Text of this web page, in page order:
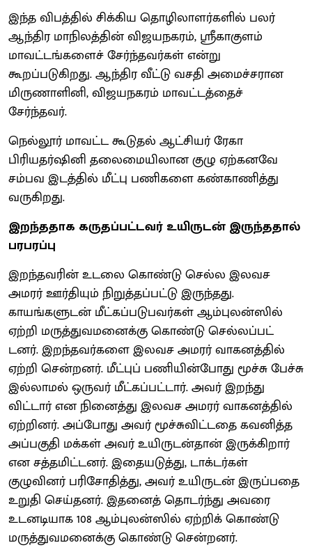
இந்த விபத்தில் சிக்கிய தொழிலாளர்களில் பலர்
ஆந்திர மாநிலத்தின் விஜயநகரம், ஸ்ரீகாகுளம்
மாவட்டங்களைச் சேர்ந்தவர்கள் என்று
கூறப்படுகிறது. ஆந்திர வீட்டு வசதி அமைச்சரான
மிருணாளினி, விஜயநகரம் மாவட்டத்தைச்
சேர்ந்தவர்.
நெல்லூர் மாவட்ட கூடுதல் ஆட்சியர் ரேகா
பிரியதர்ஷினி தலைமையிலான குழு ஏற்கனவே
சம்பவ இடத்தில் மீட்பு பணிகளை கண்காணித்து
வருகிறது.
இறந்ததாக கருதப்பட்டவர் உயிருடன் இருந்ததால்
பரபரப்பு
இறந்தவரின் உடலை கொண்டு செல்ல இலவச
அமரர் ஊர்தியும் நிறுத்தப்பட்டு இருந்தது.
காயங்களுடன் மீட்கப்படுபவர்கள் ஆம்புலன்ஸில்
ஏற்றி மருத்துவமனைக்கு கொண்டு செல்லப்பட்
டனர். இறந்தவர்களை இலவச அமரர் வாகனத்தில்
ஏற்றி சென்றனர். மீட்புப் பணியின்போது மூச்சு பேச்சு
இல்லாமல் ஒருவர் மீட்கப்பட்டார். அவர் இறந்து
விட்டார் என நினைத்து இலவச அமரர் வாகனத்தில்
ஏற்றினர். அப்போது அவர் மூச்சுவிட்டதை கவனித்த
அப்பகுதி மக்கள் அவர் உயிருடன்தான் இருக்கிறார்
என சத்தமிட்டனர். இதையடுத்து, டாக்டர்கள்
குழுவினர் பரிசோதித்து, அவர் உயிருடன் இருப்பதை
உறுதி செய்தனர். இதனைத் தொடர்ந்து அவரை
உடனடியாக 108 ஆம்புலன்ஸில் ஏற்றிக் கொண்டு
மருத்துவமனைக்கு கொண்டு சென்றனர்.